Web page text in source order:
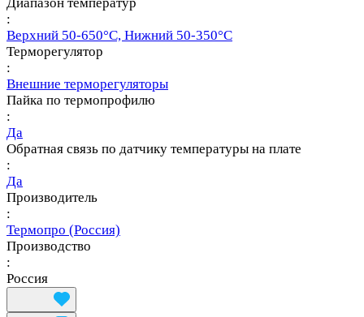
:
Верхний 50-650°С, Нижний 50-350°С
Терморегулятор
:
Внешние терморегуляторы
Пайка по термопрофилю
:
Да
Обратная связь по датчику температуры на плате
:
Да
Производитель
:
Термопро (Россия)
Производство
:
Россия